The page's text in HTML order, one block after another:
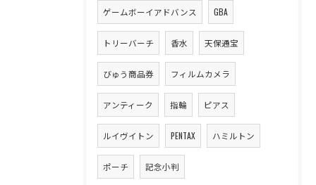
ゲームボーイアドバンス GBA
トリーバーチ 香水 天保通宝
びゅう商品券 フィルムカメラ
アンティーク 指輪 ピアス
ルイヴイトン PENTAX ハミルトン
ポーチ 記念小判